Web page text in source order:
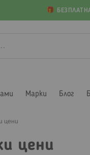
Марки Блог
цени
цени